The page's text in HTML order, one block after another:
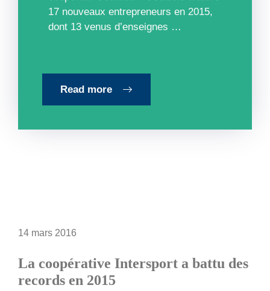
17 nouveaux entrepreneurs en 2015,
dont 13 venus d’enseignes …
Read more
14 mars 2016
La coopérative Intersport a battu des
records en 2015